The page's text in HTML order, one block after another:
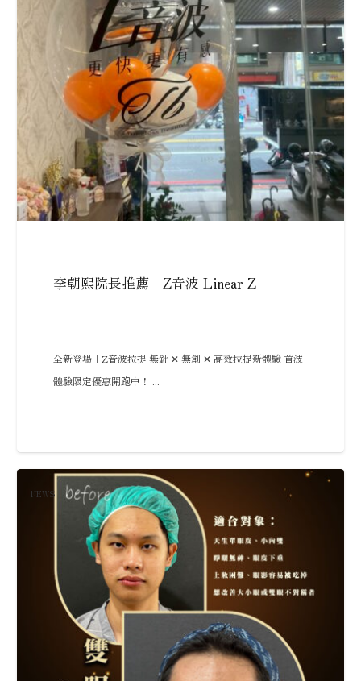
李朝熙院長推薦｜Z音波 Linear Z
全新登場｜Z音波拉提 無針 ✕ 無創 ✕ 高效拉提新體驗 首波
體驗限定優惠開跑中！ ...
NEWS